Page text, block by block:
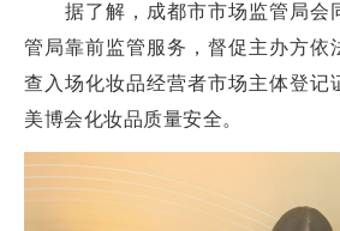
据了解，成都市市场监管局会
管局靠前监管服务，督促主办方依
查入场化妆品经营者市场主体登记
美博会化妆品质量安全。